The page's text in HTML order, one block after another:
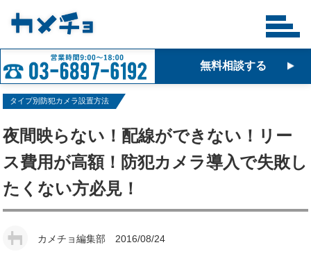
無料相談する
タイプ別防犯カメラ設置方法
夜間映らない！配線ができない！リー
ス費用が高額！防犯カメラ導入で失敗し
たくない方必見！
カメチョ編集部 2016/08/24